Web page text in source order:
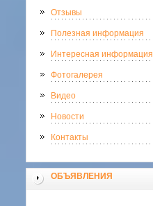
Отзывы
Полезная информация
Интересная информация
Фотогалерея
Видео
Новости
Контакты
ОБЪЯВЛЕНИЯ